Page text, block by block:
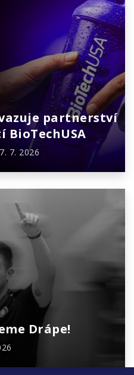
partnerství
BioTechUSA
7. 2026
Drápe!